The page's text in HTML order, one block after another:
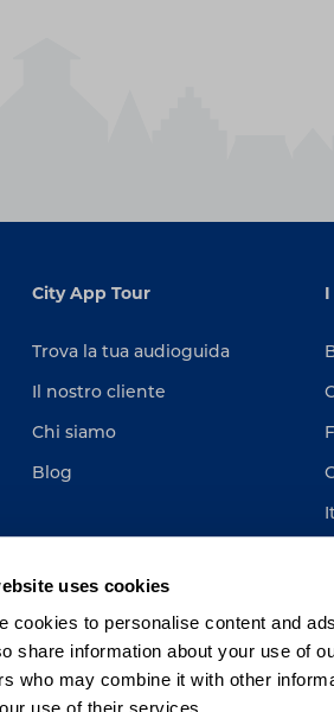
uses cookies
cookies to personalise content and
share information about your use of
who may combine it with other
City App Tour
Trova la tua audioguida
Il nostro cliente
Chi siamo
Blog